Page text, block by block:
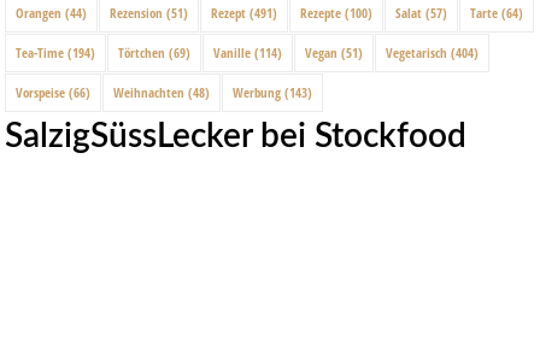
Orangen (44) Rezension (51) Rezept (491) Rezepte (100) Salat (57) Tarte (64)
Tea-Time (194) Törtchen (69) Vanille (114) Vegan (51) Vegetarisch (404)
Vorspeise (66) Weihnachten (48) Werbung (143)
SalzigSüssLecker bei Stockfood